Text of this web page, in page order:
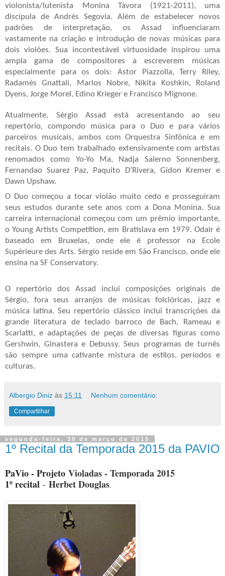
violonista/lutenista Monina Távora (1921-2011), uma
discípula de Andrés Segovia. Além de estabelecer novos
padrões de interpretação, os Assad influenciaram
vastamente na criação e introdução de novas músicas para
dois violões. Sua incontestável virtuosidade inspirou uma
ampla gama de compositores a escreverem músicas
especialmente para os dois: Astor Piazzolla, Terry Riley,
Radamés Gnattali, Marlos Nobre, Nikita Koshkin, Roland
Dyens, Jorge Morel, Edino Krieger e Francisco Mignone.
Atualmente, Sérgio Assad está acresentando ao seu
repertório, compondo música para o Duo e para vários
parceiros musicais, ambos com Orquestra Sinfônica e em
recitais. O Duo tem trabalhado extensivamente com artistas
renomados como Yo-Yo Ma, Nadja Salerno Sonnenberg,
Fernandao Suarez Paz, Paquito D’Rivera, Gidon Kremer e
Dawn Upshaw.
O Duo começou a tocar violão muito cedo e prosseguiram
seus estudos durante sete anos com a Dona Monina. Sua
carreira internacional começou com um prêmio importante,
o Young Artists Competition, em Bratislava em 1979. Odair é
baseado em Bruxelas, onde ele é professor na Ecole
Supérieure des Arts. Sérgio reside em São Francisco, onde ele
ensina na SF Conservatory.
O repertório dos Assad inclui composições originais de
Sérgio, fora seus arranjos de músicas folclóricas, jazz e
música latina. Seu repertório clássico inclui transcrições da
grande literatura de teclado barroco de Bach, Rameau e
Scarlatti, e adaptações de peças de diversas figuras como
Gershwin, Ginastera e Debussy. Seus programas de turnês
são sempre uma cativante mistura de estilos, períodos e
culturas.
Albergio Diniz às 15:11 Nenhum comentário:
Compartilhar
segunda-feira, 30 de março de 2015
1º Recital da Temporada 2015 da PAVIO
PaVio - Projeto Violadas - Temporada 2015
1º recital - Herbet Douglas